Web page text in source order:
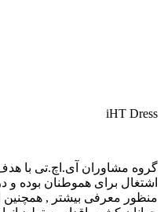
iHT Dress
گروه مشاوران آی.اچ.تی با
اشتغال برای هموطنان بوده و
منظور معرفی بیشتر , همچنین